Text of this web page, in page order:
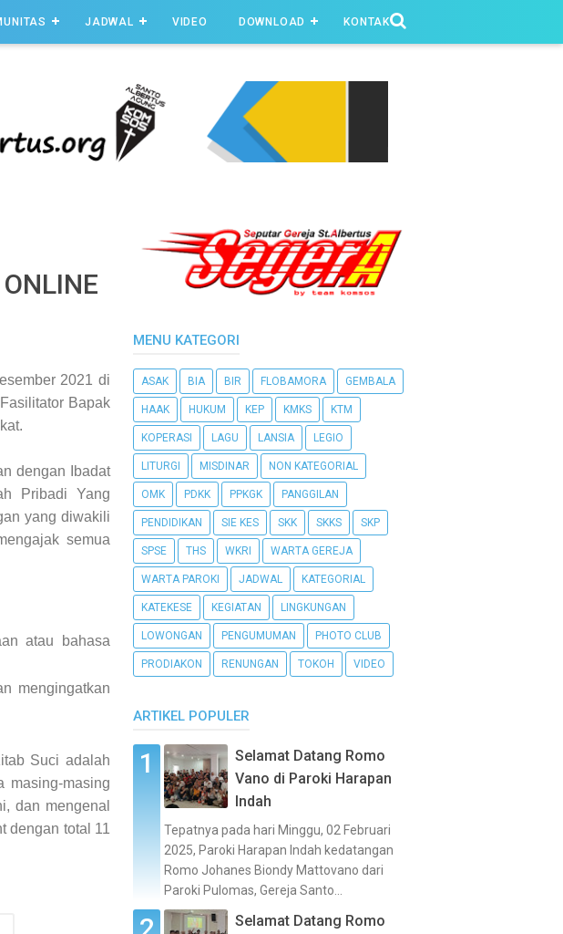
JADWAL VIDEO DOWNLOAD KONTAK
2021 di
Bapak
dengan Ibadat
Pribadi Yang
yang diwakili
semua
atau bahasa
mengingatkan
Suci adalah
masing-masing
dan mengenal
dengan total 11
MENU KATEGORI
ASAK BIA BIR FLOBAMORA GEMBALA
HAAK HUKUM KEP KMKS KTM
KOPERASI LAGU LANSIA LEGIO
LITURGI MISDINAR NON KATEGORIAL
OMK PDKK PPKGK PANGGILAN
PENDIDIKAN SIE KES SKK SKKS SKP
SPSE THS WKRI WARTA GEREJA
WARTA PAROKI JADWAL KATEGORIAL
KATEKESE KEGIATAN LINGKUNGAN
LOWONGAN PENGUMUMAN PHOTO CLUB
PRODIAKON RENUNGAN TOKOH VIDEO
ARTIKEL POPULER
Selamat Datang Romo
Vano di Paroki Harapan
Indah
Tepatnya pada hari Minggu, 02 Februari
2025, Paroki Harapan Indah kedatangan
Romo Johanes Biondy Mattovano dari
Paroki Pulomas, Gereja Santo...
Selamat Datang Romo